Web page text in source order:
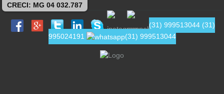
CRECI: MG 04 032.787
(31) 999513044 (31)
995024191
(31) 999513044